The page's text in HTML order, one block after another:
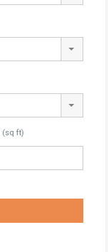
(sq ft)